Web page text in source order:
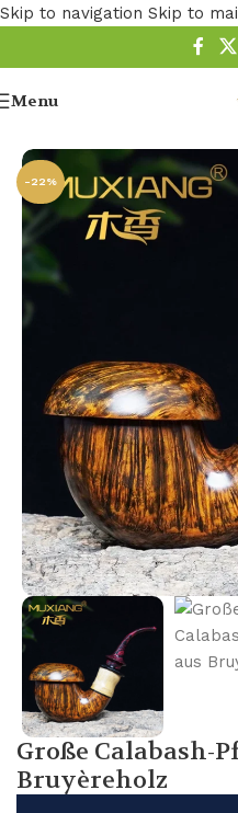
Skip to navigation Skip to
Menu
-22%
Große Calabash-
Bruyèreholz